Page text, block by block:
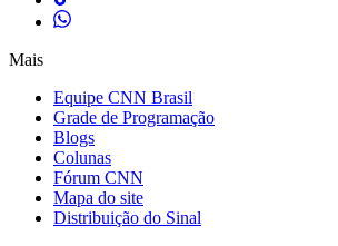
Mais
Equipe CNN Brasil
Grade de Programação
Blogs
Colunas
Fórum CNN
Mapa do site
Distribuição do Sinal